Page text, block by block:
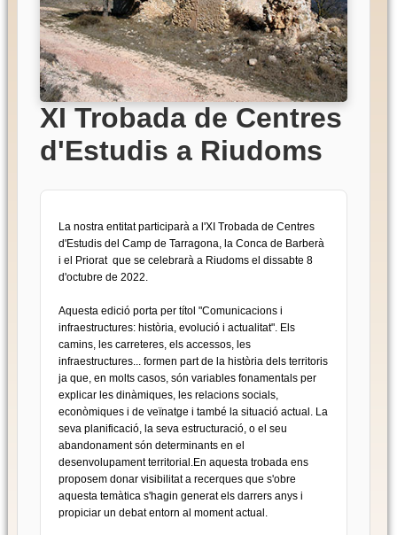
XI Trobada de Centres
d'Estudis a Riudoms
La nostra entitat participarà a l'XI Trobada de Centres
d'Estudis del Camp de Tarragona, la Conca de Barberà
i el Priorat que se celebrarà a Riudoms el dissabte 8
d'octubre de 2022.
Aquesta edició porta per títol "Comunicacions i
infraestructures: història, evolució i actualitat". Els
camins, les carreteres, els accessos, les
infraestructures... formen part de la història dels territoris
ja que, en molts casos, són variables fonamentals per
explicar les dinàmiques, les relacions socials,
econòmiques i de veïnatge i també la situació actual. La
seva planificació, la seva estructuració, o el seu
abandonament són determinants en el
desenvolupament territorial.En aquesta trobada ens
proposem donar visibilitat a recerques que s'obre
aquesta temàtica s'hagin generat els darrers anys i
propiciar un debat entorn al moment actual.